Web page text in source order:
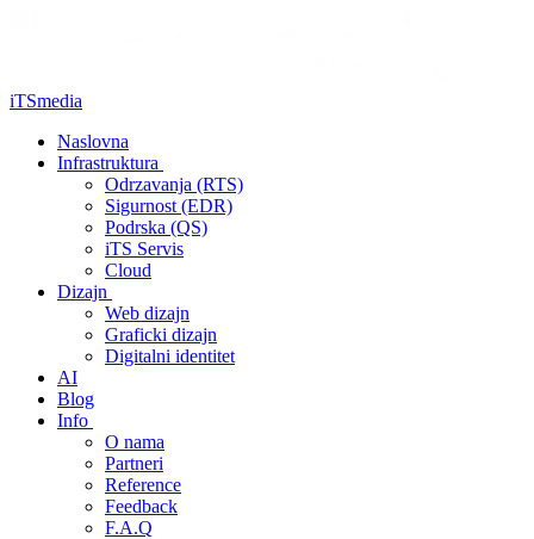
iTSmedia
Naslovna
Infrastruktura
Odrzavanja (RTS)
Sigurnost (EDR)
Podrska (QS)
iTS Servis
Cloud
Dizajn
Web dizajn
Graficki dizajn
Digitalni identitet
AI
Blog
Info
O nama
Partneri
Reference
Feedback
F.A.Q